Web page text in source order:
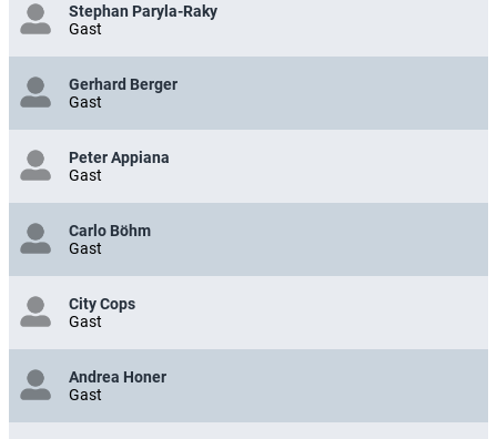
Stephan Paryla-Raky
Gast
Gerhard Berger
Gast
Peter Appiana
Gast
Carlo Böhm
Gast
City Cops
Gast
Andrea Honer
Gast